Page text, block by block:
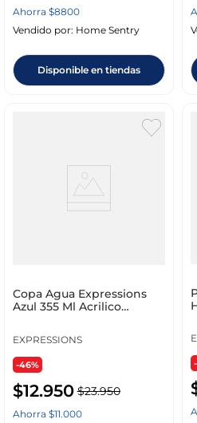
Ahorra $8800
Vendido por: Home Sentry
Disponible en tiendas
Copa Agua Expressions
Azul 355 Ml Acrilico
EXPRESSIONS
-46%
$12.950 $23.950
Ahorra $11.000